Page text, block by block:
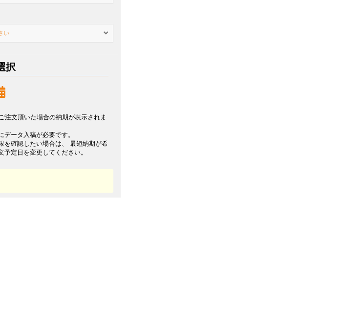
い
択
注文頂いた場合の納期が表示されま
ータ入稿が必要です。
を確認したい場合は、 最短納期が希
定日を変更してください。